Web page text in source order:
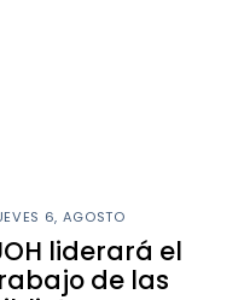
6, AGOSTO
liderará el
de las